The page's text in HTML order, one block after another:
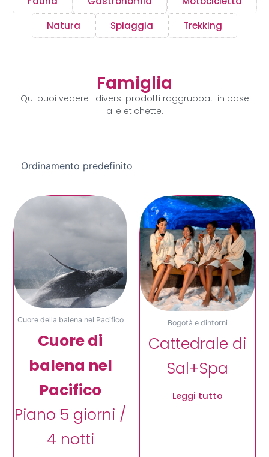
Natura
Spiaggia Trekking
Famiglia
Qui puoi vedere i diversi prodotti raggruppati in base
alle etichette.
Cuore della balena nel Pacifico
Cuore di
balena nel
Pacifico
Piano 5 giorni /
4 notti
Bogotà e dintorni
Cattedrale di
Sal+Spa
Leggi tutto